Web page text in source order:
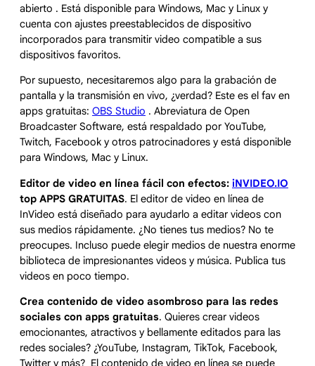
abierto . Está disponible para Windows, Mac y Linux y
cuenta con ajustes preestablecidos de dispositivo
incorporados para transmitir video compatible a sus
dispositivos favoritos.
Por supuesto, necesitaremos algo para la grabación de
pantalla y la transmisión en vivo, ¿verdad? Este es el fav en
apps gratuitas: OBS Studio . Abreviatura de Open
Broadcaster Software, está respaldado por YouTube,
Twitch, Facebook y otros patrocinadores y está disponible
para Windows, Mac y Linux.
Editor de video en línea fácil con efectos: iNVIDEO.IO
top APPS GRATUITAS. El editor de video en línea de
InVideo está diseñado para ayudarlo a editar videos con
sus medios rápidamente. ¿No tienes tus medios? No te
preocupes. Incluso puede elegir medios de nuestra enorme
biblioteca de impresionantes videos y música. Publica tus
videos en poco tiempo.
Crea contenido de video asombroso para las redes
sociales con apps gratuitas. Quieres crear videos
emocionantes, atractivos y bellamente editados para las
redes sociales? ¿YouTube, Instagram, TikTok, Facebook,
Twitter y más? El contenido de video en línea se puede